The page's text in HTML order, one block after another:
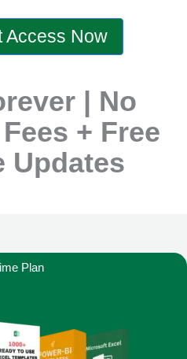
Access Now
| No
+ Free
Updates
Plan